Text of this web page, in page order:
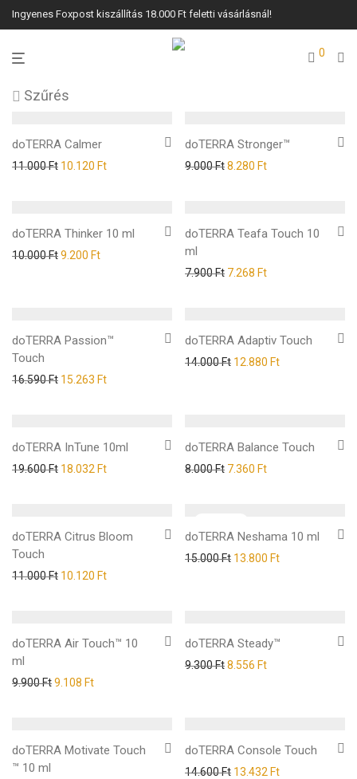
Ingyenes Foxpost kiszállítás 18.000 Ft feletti vásárlásnál!
0
Szűrés
doTERRA Calmer
11.000Ft 10.120 Ft
doTERRA Stronger™
9.000Ft8.280 Ft
doTERRA Thinker 10 ml
10.000Ft9.200 Ft
doTERRA Teafa Touch 10
ml
7.900Ft 7.268 Ft
doTERRA Passion™
Touch
16.590Ft 15.263 Ft
doTERRA Adaptiv Touch
14.000Ft 12.880 Ft
doTERRA InTune 10ml
19.600Ft 18.032 Ft
doTERRA Balance Touch
8.000Ft 7.360 Ft
doTERRA Citrus Bloom
Touch
11.000Ft 10.120 Ft
doTERRA Neshama 10 ml
15.000Ft 13.800 Ft
doTERRA Air Touch™ 10
ml
9.900Ft9.108 Ft
doTERRA Steady™
9.300Ft8.556 Ft
doTERRA Motivate Touch
™ 10 ml
doTERRA Console Touch
14.600Ft 13.432 Ft